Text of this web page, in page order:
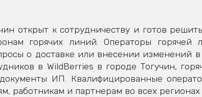
открыт к сотрудничеству и готов
горячих линий. Операторы горячей
о доставке или внесении изменений в
в WildBerries в городе Тогучин,
ИП. Квалифицированные
работникам и партнерам во всех